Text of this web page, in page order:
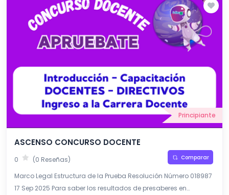
Principiante
ASCENSO CONCURSO DOCENTE
0 (0 Reseñas) Comparar
Marco Legal Estructura de la Prueba Resolución Número 018987
17 Sep 2025 Para saber los resultados de presaberes en